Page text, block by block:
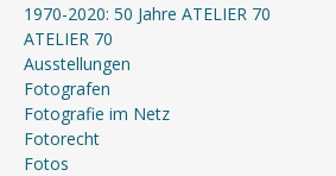
1970-2020: 50 Jahre ATELIER 70
ATELIER 70
Ausstellungen
Fotografen
Fotografie im Netz
Fotorecht
Fotos